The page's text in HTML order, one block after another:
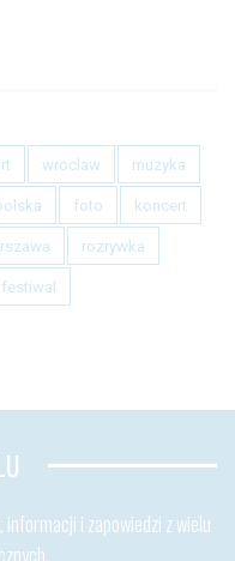
wroclaw muzyka
foto koncert
rozrywka
festiwal
i zapowiedzi z wielu